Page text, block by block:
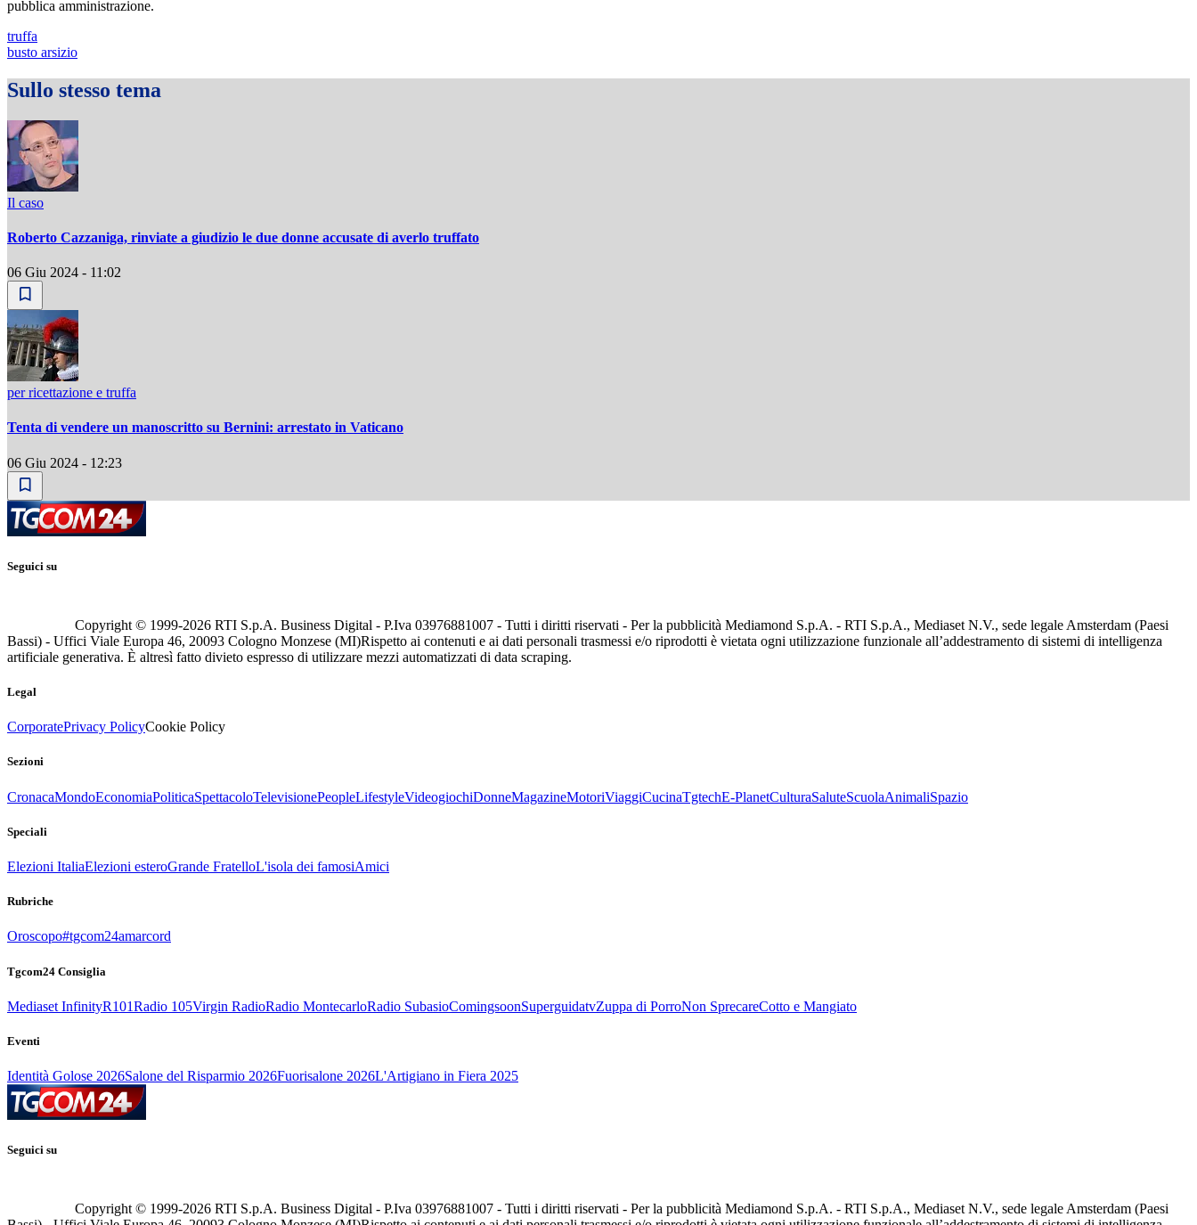
pubblica amministrazione.
truffa
busto arsizio
Sullo stesso tema
Il caso
Roberto Cazzaniga, rinviate a giudizio le due donne accusate di averlo truffato
06 Giu 2024 - 11:02
per ricettazione e truffa
Tenta di vendere un manoscritto su Bernini: arrestato in Vaticano
06 Giu 2024 - 12:23
Seguici su
Copyright © 1999-2026 RTI S.p.A. Business Digital - P.Iva 03976881007 - Tutti i diritti riservati - Per la pubblicità Mediamond S.p.A. - RTI S.p.A., Mediaset N.V., sede legale Amsterdam (Paesi
Bassi) - Uffici Viale Europa 46, 20093 Cologno Monzese (MI)Rispetto ai contenuti e ai dati personali trasmessi e/o riprodotti è vietata ogni utilizzazione funzionale all’addestramento di sistemi di intelligenza
artificiale generativa. È altresì fatto divieto espresso di utilizzare mezzi automatizzati di data scraping.
Legal
CorporatePrivacy PolicyCookie Policy
Sezioni
CronacaMondoEconomiaPoliticaSpettacoloTelevisionePeopleLifestyleVideogiochiDonneMagazineMotoriViaggiCucinaTgtechE-PlanetCulturaSaluteScuolaAnimaliSpazio
Speciali
Elezioni ItaliaElezioni esteroGrande FratelloL'isola dei famosiAmici
Rubriche
Oroscopo#tgcom24amarcord
Tgcom24 Consiglia
Mediaset InfinityR101Radio 105Virgin RadioRadio MontecarloRadio SubasioComingsoonSuperguidatvZuppa di PorroNon SprecareCotto e Mangiato
Eventi
Identità Golose 2026Salone del Risparmio 2026Fuorisalone 2026L'Artigiano in Fiera 2025
Seguici su
Copyright © 1999-2026 RTI S.p.A. Business Digital - P.Iva 03976881007 - Tutti i diritti riservati - Per la pubblicità Mediamond S.p.A. - RTI S.p.A., Mediaset N.V., sede legale Amsterdam (Paesi